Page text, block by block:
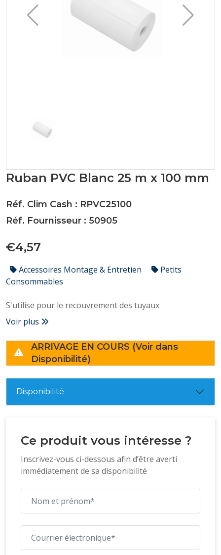
Ruban PVC Blanc 25 m x 100 mm
Réf. Clim Cash : RPVC25100
Réf. Fournisseur : 50905
€4,57
Accessoires Montage & Entretien
Petits
Consommables
S'utilise pour le recouvrement des tuyaux
Voir plus
ARRIVAGE EN COURS (Voir dans
Disponibilité)
Disponibilité
Ce produit vous intéresse ?
Inscrivez-vous ci-dessous afin d’être averti
immédiatement de sa disponibilité